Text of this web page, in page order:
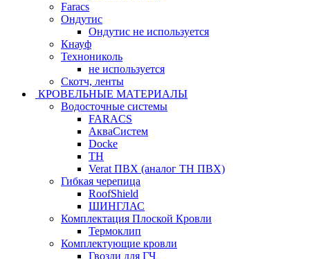
Faracs
Ондутис
Ондутис не используется
Кнауф
Технониколь
не используется
Скотч, ленты
КРОВЕЛЬНЫЕ МАТЕРИАЛЫ
Водосточные системы
FARACS
АкваСистем
Docke
ТН
Verat ПВХ (аналог ТН ПВХ)
Гибкая черепица
RoofShield
ШИНГЛАС
Комплектация Плоской Кровли
Термоклип
Комплектующие кровли
Гвозди для ГЧ